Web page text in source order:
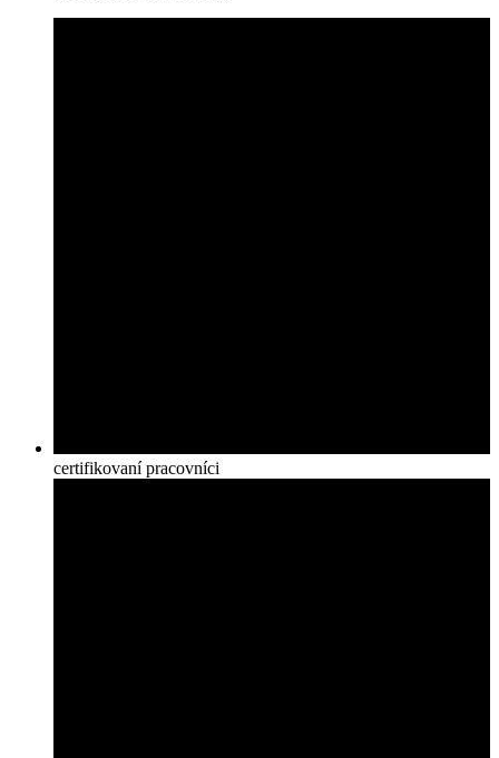
certifikovaní pracovníci